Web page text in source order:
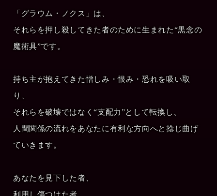
「グラウム・ノクス」は、
それらを押し殺してきた者のために生まれた“黒念の
魔術具”です。
持ち主が抱えてきた憎しみ・恨み・恐れを吸い取
り、
それらを破壊ではなく“支配力”として転換し、
人間関係の流れをあなたに有利な方向へと捻じ曲げ
ていきます。
あなたを見下した者、
利用し傷つけた者、